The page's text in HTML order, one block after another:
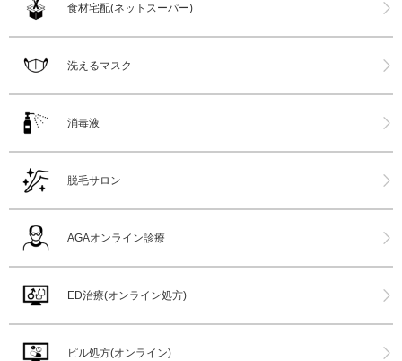
食材宅配(ネットスーパー)
洗えるマスク
消毒液
脱毛サロン
AGAオンライン診療
ED治療(オンライン処方)
ピル処方(オンライン)